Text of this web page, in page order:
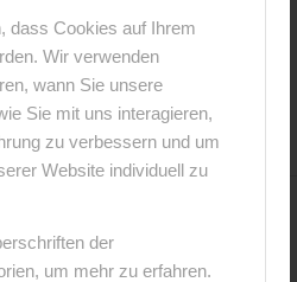
dass Cookies auf Ihrem
Wir verwenden
wann Sie unsere
Sie mit uns interagieren,
zu verbessern und um
Website individuell zu
der
um mehr zu erfahren.
/ vonJoerg
0